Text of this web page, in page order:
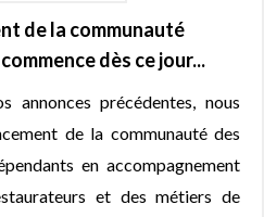
de la communauté
dès ce jour...
annonces précédentes, nous
de la communauté des
en accompagnement
et des métiers de